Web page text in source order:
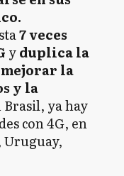
7 veces
yduplica la
la
y la
Brasil, ya hay
con 4G, en
Uruguay,